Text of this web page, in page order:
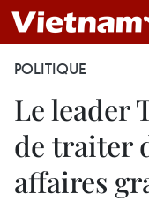
POLITIQUE
Le leader
de traiter
affaires